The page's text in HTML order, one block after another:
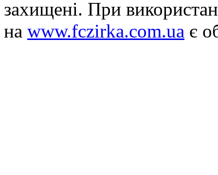
захищені. При
на www.fczirka.com.ua є